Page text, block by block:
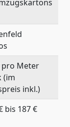
pro Meter
(im
inkl.)
bis 187 €